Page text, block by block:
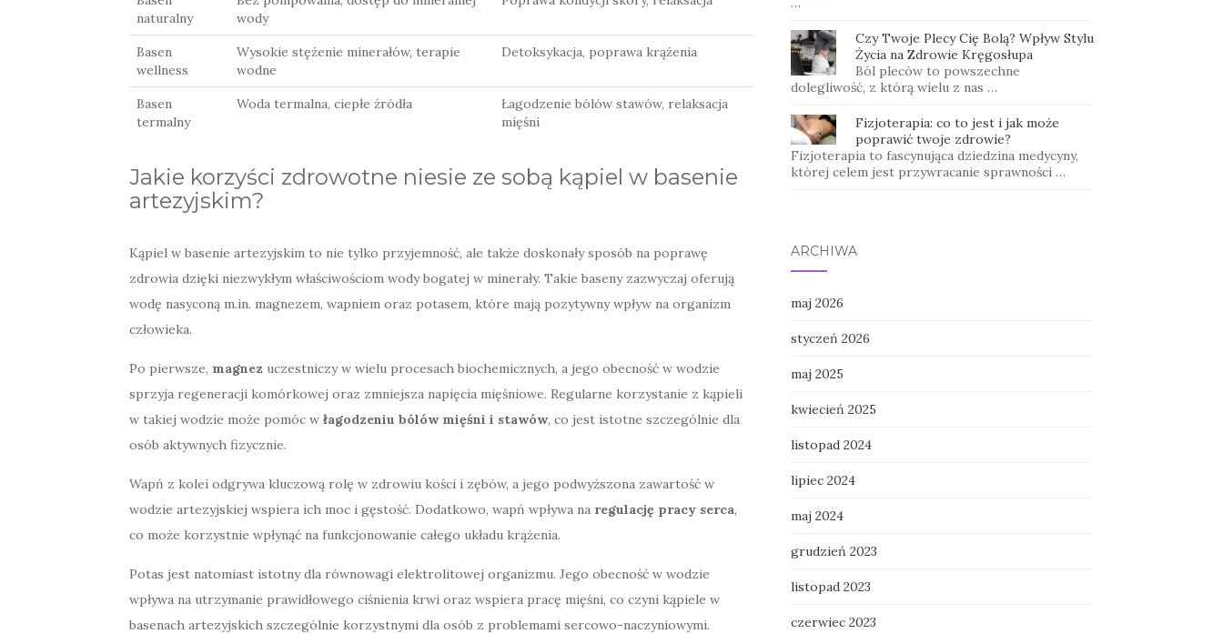
naturalny
wody
Basen
wellness
Wysokie stężenie minerałów, terapie
wodne
Detoksykacja, poprawa krążenia
Basen
termalny
Woda termalna, ciepłe źródła
Łagodzenie bólów stawów, relaksacja
mięśni
Jakie korzyści zdrowotne niesie ze sobą kąpiel w basenie
artezyjskim?
Kąpiel w basenie artezyjskim to nie tylko przyjemność, ale także doskonały sposób na poprawę
zdrowia dzięki niezwykłym właściwościom wody bogatej w minerały. Takie baseny zazwyczaj oferują
wodę nasyconą m.in. magnezem, wapniem oraz potasem, które mają pozytywny wpływ na organizm
człowieka.
Po pierwsze, magnez uczestniczy w wielu procesach biochemicznych, a jego obecność w wodzie
sprzyja regeneracji komórkowej oraz zmniejsza napięcia mięśniowe. Regularne korzystanie z kąpieli
w takiej wodzie może pomóc w łagodzeniu bólów mięśni i stawów, co jest istotne szczególnie dla
osób aktywnych fizycznie.
Wapń z kolei odgrywa kluczową rolę w zdrowiu kości i zębów, a jego podwyższona zawartość w
wodzie artezyjskiej wspiera ich moc i gęstość. Dodatkowo, wapń wpływa na regulację pracy serca,
co może korzystnie wpłynąć na funkcjonowanie całego układu krążenia.
Potas jest natomiast istotny dla równowagi elektrolitowej organizmu. Jego obecność w wodzie
wpływa na utrzymanie prawidłowego ciśnienia krwi oraz wspiera pracę mięśni, co czyni kąpiele w
basenach artezyjskich szczególnie korzystnymi dla osób z problemami sercowo-naczyniowymi.
Czy Twoje Plecy Cię Bolą? Wpływ Stylu
Życia na Zdrowie Kręgosłupa
Ból pleców to powszechne
dolegliwość, z którą wielu z nas …
Fizjoterapia: co to jest i jak może
poprawić twoje zdrowie?
Fizjoterapia to fascynująca dziedzina medycyny,
której celem jest przywracanie sprawności …
ARCHIWA
maj 2026
styczeń 2026
maj 2025
kwiecień 2025
listopad 2024
lipiec 2024
maj 2024
grudzień 2023
listopad 2023
czerwiec 2023